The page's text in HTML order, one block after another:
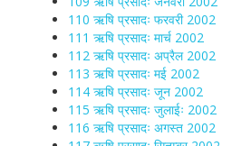
110 ऋषि प्रसादः फरवरी 2002
111 ऋषि प्रसादः मार्च 2002
112 ऋषि प्रसादः अप्रैल 2002
113 ऋषि प्रसादः मई 2002
114 ऋषि प्रसादः जून 2002
115 ऋषि प्रसादः जुलाईः 2002
116 ऋषि प्रसादः अगस्त 2002